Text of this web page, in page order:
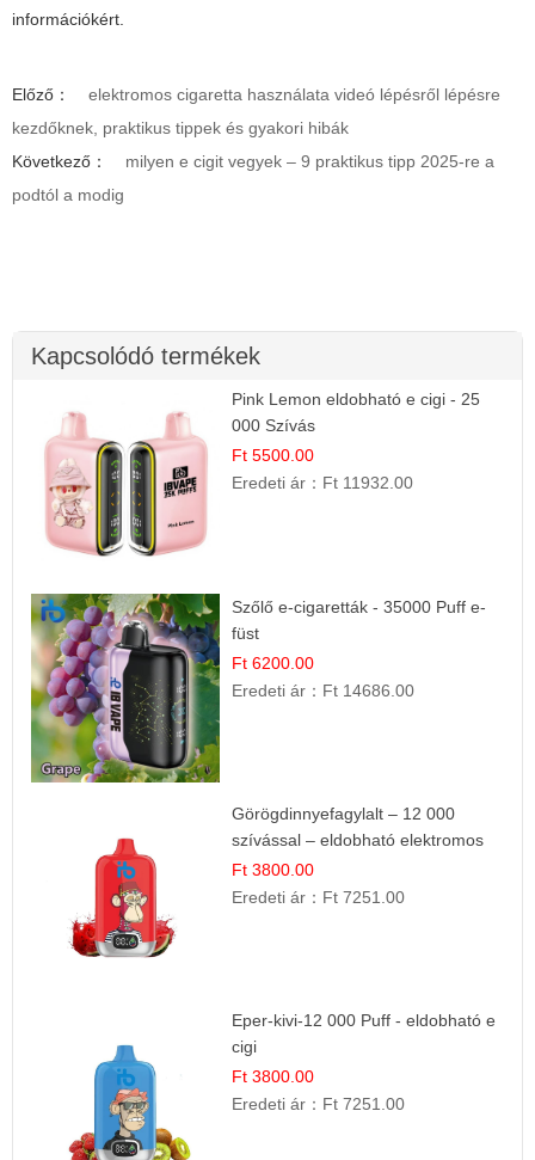
információkért.
Előző：
elektromos cigaretta használata videó lépésről lépésre
kezdőknek, praktikus tippek és gyakori hibák
Következő：
milyen e cigit vegyek – 9 praktikus tipp 2025-re a
podtól a modig
Kapcsolódó termékek
Pink Lemon eldobható e cigi - 25
000 Szívás
Ft 5500.00
Eredeti ár： Ft 11932.00
Szőlő e-cigaretták - 35000 Puff e-
füst
Ft 6200.00
Eredeti ár： Ft 14686.00
Görögdinnyefagylalt – 12 000
szívással – eldobható elektromos
cigi
Ft 3800.00
Eredeti ár： Ft 7251.00
Eper-kivi-12 000 Puff - eldobható e
cigi
Ft 3800.00
Eredeti ár： Ft 7251.00